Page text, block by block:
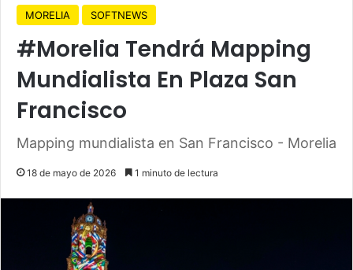
MORELIA SOFTNEWS
#Morelia Tendrá Mapping
Mundialista En Plaza San
Francisco
Mapping mundialista en San Francisco - Morelia
18 de mayo de 2026 1 minuto de lectura